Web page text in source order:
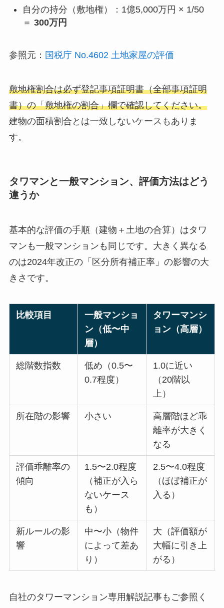
自分の持分（敷地権）：1億5,000万円 × 1/50
＝ 300万円
参照元： 国税庁 No.4602 土地家屋の評価
敷地権割合は必ず登記事項証明書（全部事項証明
書）の「敷地権の割合」欄で確認してください。
建物の面積割合とは一致しないケースもありま
す。
タワマンと一般マンション、評価方法はどう
違うか
基本的な評価の手順（建物＋土地の合算）はタワ
マンも一般マンションも同じです。大きく異なる
のは2024年改正の「区分所有補正率」の影響の大
きさです。
比較項目
一般マンショ
ン（低〜中
層）
タワーマンシ
ョン（高層）
総階数指数
低め（0.5〜
0.7程度）
1.0に近い
（20階以
上）
所在階の影響 小さい
高層階ほど乖
離率が大きく
なる
評価乖離率の
傾向
1.5〜2.0程度
（補正が入ら
ないケース
も）
2.5〜4.0程度
（ほぼ補正が
入る）
新ルールの影
響
中〜小（物件
によって差あ
り）
大（評価額が
大幅に引き上
がる）
自社のタワーマンション専用解説記事もご参照く